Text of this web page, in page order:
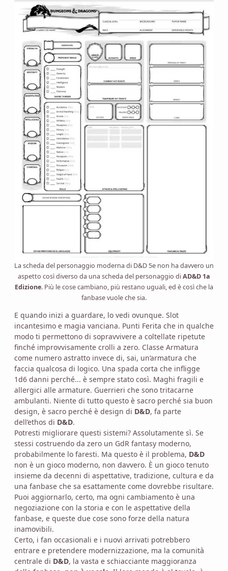
La scheda del personaggio moderna di D&D 5e non ha davvero un
aspetto così diverso da una scheda del personaggio diAD&D 1a
Edizione. Più le cose cambiano, più restano uguali, ed è così che la
fanbase vuole che sia.
E quando inizi a guardare, lo vedi ovunque. Slot
incantesimo e magia vanciana. Punti Ferita che in qualche
modo ti permettono di sopravvivere a coltellate ripetute
finché improvvisamente crolli a zero. Classe Armatura
come numero astratto invece di, sai, un’armatura che
faccia qualcosa di logico. Una spada corta che infligge
1d6 danni perché... è sempre stato così. Maghi fragili e
allergici alle armature. Guerrieri che sono tritacarne
ambulanti. Niente di tutto questo è sacro perché sia buon
design, è sacro perché è design di D&D, fa parte
dell’ethos di D&D.
Potresti migliorare questi sistemi? Assolutamente sì. Se
stessi costruendo da zero un GdR fantasy moderno,
probabilmente lo faresti. Ma questo è il problema, D&D
non è un gioco moderno, non davvero. È un gioco tenuto
insieme da decenni di aspettative, tradizione, cultura e da
una fanbase che sa esattamente come dovrebbe risultare.
Puoi aggiornarlo, certo, ma ogni cambiamento è una
negoziazione con la storia e con le aspettative della
fanbase, e queste due cose sono forze della natura
inamovibili.
Certo, i fan occasionali e i nuovi arrivati potrebbero
entrare e pretendere modernizzazione, ma la comunità
centrale di D&D, la vasta e schiacciante maggioranza